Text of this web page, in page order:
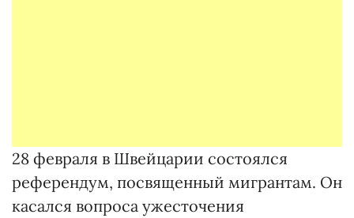
28 февраля в Швейцарии состоялся
референдум, посвященный мигрантам. Он
касался вопроса ужесточения